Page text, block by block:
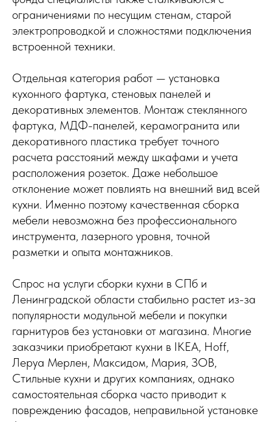
ограничениями по несущим стенам, старой
электропроводкой и сложностями подключения
встроенной техники.
Отдельная категория работ — установка
кухонного фартука, стеновых панелей и
декоративных элементов. Монтаж стеклянного
фартука, МДФ-панелей, керамогранита или
декоративного пластика требует точного
расчета расстояний между шкафами и учета
расположения розеток. Даже небольшое
отклонение может повлиять на внешний вид всей
кухни. Именно поэтому качественная сборка
мебели невозможна без профессионального
инструмента, лазерного уровня, точной
разметки и опыта монтажников.
Спрос на услуги сборки кухни в СПб и
Ленинградской области стабильно растет из-за
популярности модульной мебели и покупки
гарнитуров без установки от магазина. Многие
заказчики приобретают кухни в IKEA, Hoff,
Леруа Мерлен, Максидом, Мария, ЗОВ,
Стильные кухни и других компаниях, однако
самостоятельная сборка часто приводит к
повреждению фасадов, неправильной установке